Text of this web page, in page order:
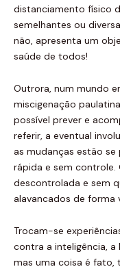
distanciamento físico
semelhantes ou
não, apresenta um
saúde de todos!
Outrora, num mundo
miscigenação
possível prever e
referir, a eventual
as mudanças estão
rápida e sem controle.
descontrolada e sem
alavancados de forma
Trocam-se
contra a inteligência, a
mas uma coisa é fato,